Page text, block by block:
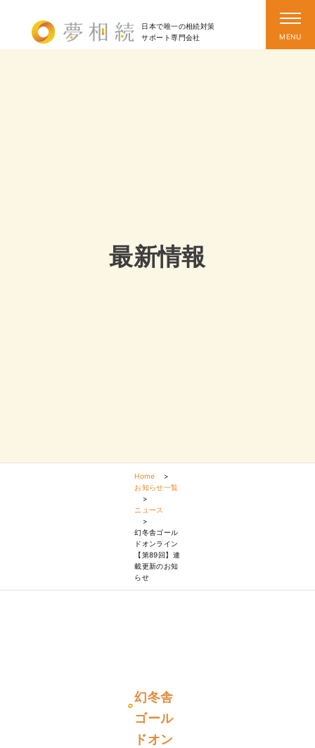
日本で唯一の相続対策
サポート専門会社
最新情報
Home
>
お知らせ一覧
>
ニュース
>
幻冬舎ゴール
ドオンライン
【第89回】連
載更新のお知
らせ
幻冬舎
ゴール
ドオン